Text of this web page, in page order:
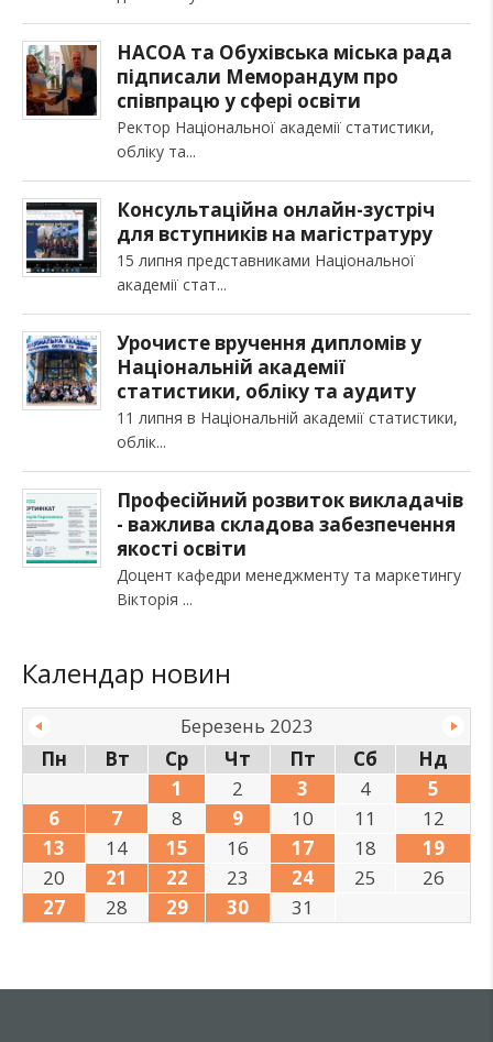
НАСОА та Обухівська міська рада
підписали Меморандум про
співпрацю у сфері освіти
Ректор Національної академії статистики,
обліку та
Консультаційна онлайн-зустріч
для вступників на магістратуру
15 липня представниками Національної
академії стат
Урочисте вручення дипломів у
Національній академії
статистики, обліку та аудиту
11 липня в Національній академії статистики,
облік
Професійний розвиток викладачів
- важлива складова забезпечення
якості освіти
Доцент кафедри менеджменту та маркетингу
Вікторія
Календар новин
Березень 2023
Пн
Вт Ср Чт Пт Сб
Нд
1
2 3 4
5
6
7 8 9 10 11
12
13
14 15 16 17 18
19
20
21 22 23 24 25
26
27
28 29 30 31